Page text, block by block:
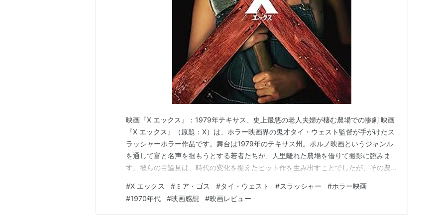
映画『X エックス』：1979年テキサス、史上最悪の老人夫婦が棲む農場での惨劇 映画
『X エックス』（原題：X）は、ホラー映画界の鬼才タイ・ウェスト監督が手がけたス
ラッシャーホラー作品です。舞台は1979年のテキサス州。ポルノ映画というジャンル
を通して富と名声を掴もうとする若者たちが、人里離れた農場を借りて撮影に臨みま
す。彼らの目論見は、時代の変化を捉えたヒット作を生み出すことでしたが、その農場
な野心を持つ若者たちと、抑圧され満たされない老夫婦の欲望が衝突するとき、美しい
はずの夢の撮影現場は、血まみれの殺戮の舞台へと…
#X エックス #ミア・ゴス #タイ・ウェスト #スラッシャー #ホラー映画
#1970年代 #映画感想 #映画レビュー